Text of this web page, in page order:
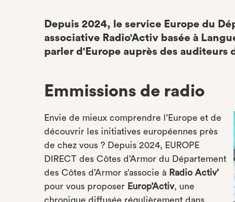
Depuis 2024, le service Europe du
associative Radio'Activ basée à
parler d'Europe auprès des auditeurs
Emmissions de radio
Envie de mieux comprendre l’Europe et de
découvrir les initiatives européennes près
de chez vous ? Depuis 2024, EUROPE
DIRECT des Côtes d’Armor du Département
des Côtes d’Armor s’associe à Radio Activ’
pour vous proposer Europ’Activ, une
chronique diffusée régulièrement dans